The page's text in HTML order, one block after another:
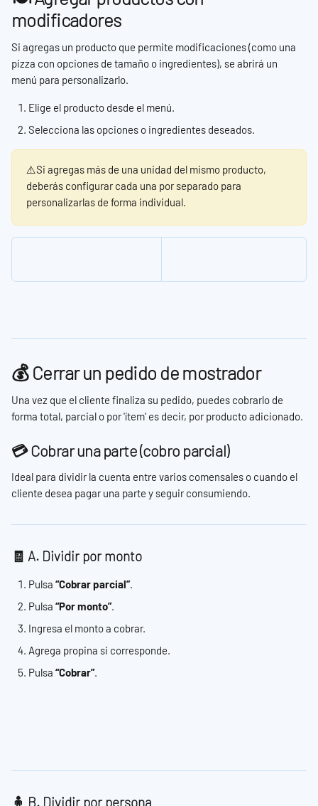
modificadores
Si agregas un producto que permite modificaciones (como una
pizza con opciones de tamaño o ingredientes), se abrirá un
menú para personalizarlo.
Elige el producto desde el menú.
Selecciona las opciones o ingredientes deseados.
⚠️Si agregas más de una unidad del mismo producto,
deberás configurar cada una por separado para
personalizarlas de forma individual.
💰 Cerrar un pedido de mostrador
Una vez que el cliente finaliza su pedido, puedes cobrarlo de
forma total, parcial o por 'ítem' es decir, por producto adicionado.
💳 Cobrar una parte (cobro parcial)
Ideal para dividir la cuenta entre varios comensales o cuando el
cliente desea pagar una parte y seguir consumiendo.
🧾 A. Dividir por monto
Pulsa “Cobrar parcial”.
Pulsa “Por monto”.
Ingresa el monto a cobrar.
Agrega propina si corresponde.
Pulsa “Cobrar”.
🧍 B. Dividir por persona